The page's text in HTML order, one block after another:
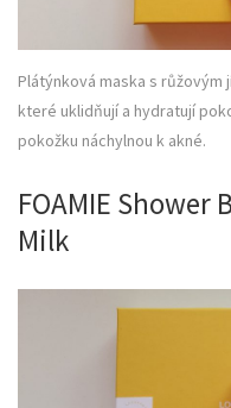
Plátýnková maska s růžovým
které uklidňují a hydratují
pokožku náchylnou k akné.
FOAMIE Shower
Milk